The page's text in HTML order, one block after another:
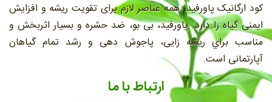
کود ارگانیک پاورفید، همه عناصر لازم برای تقویت ریشه و افزایش
ایمنی گیاه را دارد. پاورفید، بی بو، ضد حشره و بسیار اثربخش و
مناسب براي ريشه زايی، پاجوش دهی و رشد تمام گیاهان
آپارتمانی است.
ارتباط با ما